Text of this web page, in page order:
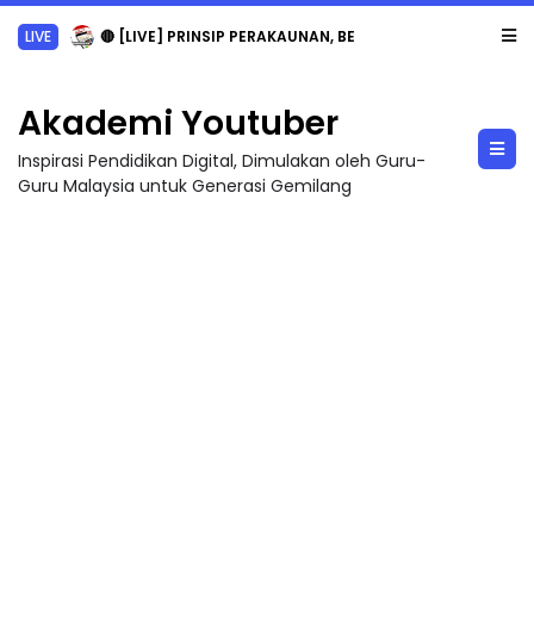
LIVE 🔴 [LIVE] PRINSIP PERAKAUNAN, BEDAH TUNTAS SOALAN 1 TRIAL OLEH CIKGU ...
Akademi Youtuber
Inspirasi Pendidikan Digital, Dimulakan oleh Guru-
Guru Malaysia untuk Generasi Gemilang